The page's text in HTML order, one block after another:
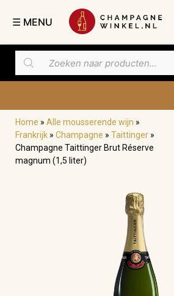
☰ MENU
Home » Alle mousserende wijn »
Frankrijk » Champagne » Taittinger »
Champagne Taittinger Brut Réserve
magnum (1,5 liter)